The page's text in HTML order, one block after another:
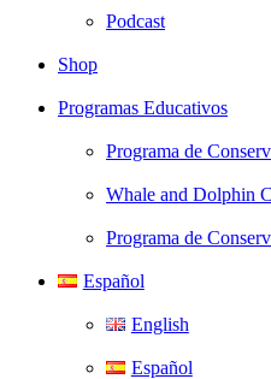
Podcast
Shop
Programas Educativos
Programa de
Whale and Dolphin
Programa de
Español
English
Español